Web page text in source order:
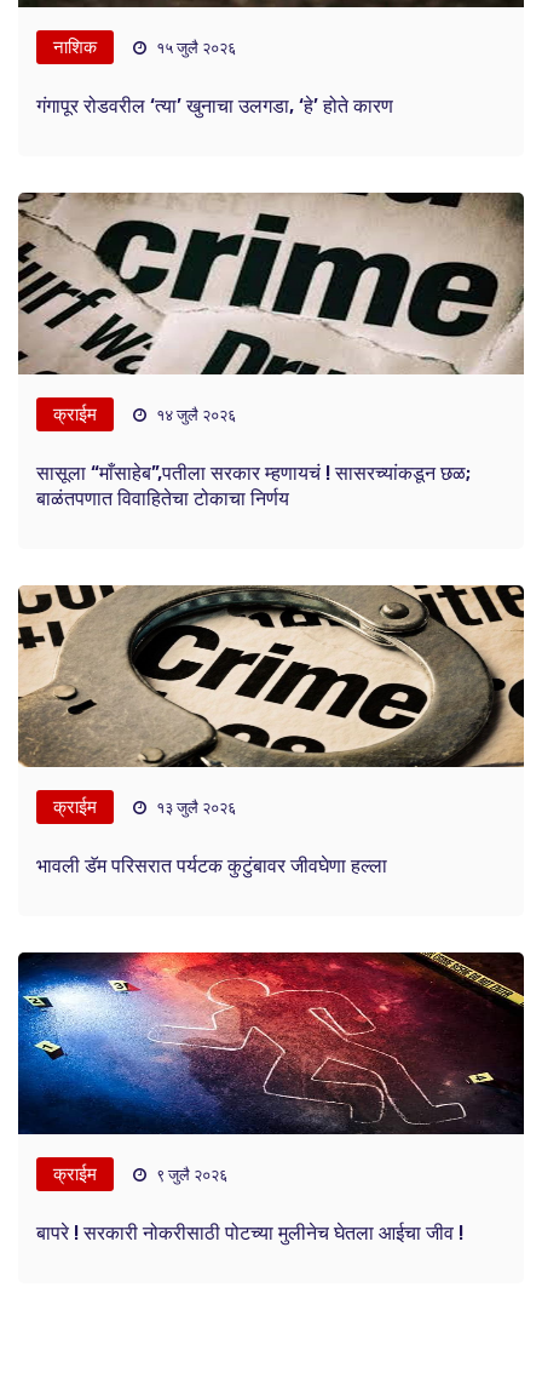
नाशिक १५ जुलै २०२६
गंगापूर रोडवरील ‘त्या’ खुनाचा उलगडा, ‘हे’ होते कारण
क्राईम १४ जुलै २०२६
सासूला “माँसाहेब”,पतीला सरकार म्हणायचं ! सासरच्यांकडून छळ;
बाळंतपणात विवाहितेचा टोकाचा निर्णय
क्राईम १३ जुलै २०२६
भावली डॅम परिसरात पर्यटक कुटुंबावर जीवघेणा हल्ला
क्राईम ९ जुलै २०२६
बापरे ! सरकारी नोकरीसाठी पोटच्या मुलीनेच घेतला आईचा जीव !